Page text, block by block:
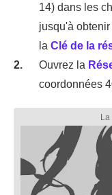
14) dans les
jusqu'à
la Clé de la
Ouvrez la
coordonnées